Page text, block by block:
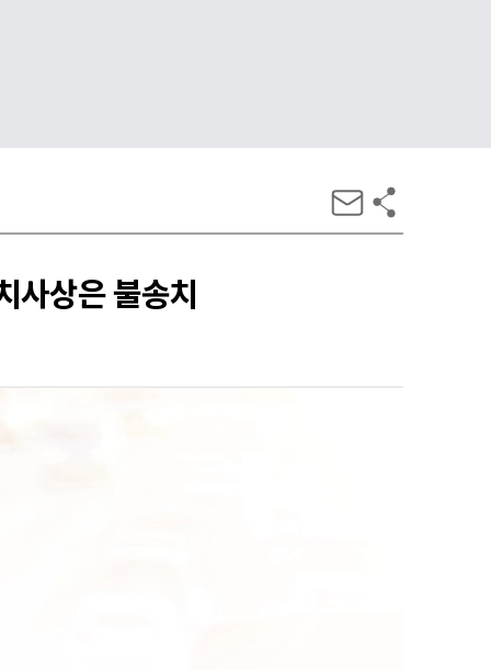
사상은 불송치